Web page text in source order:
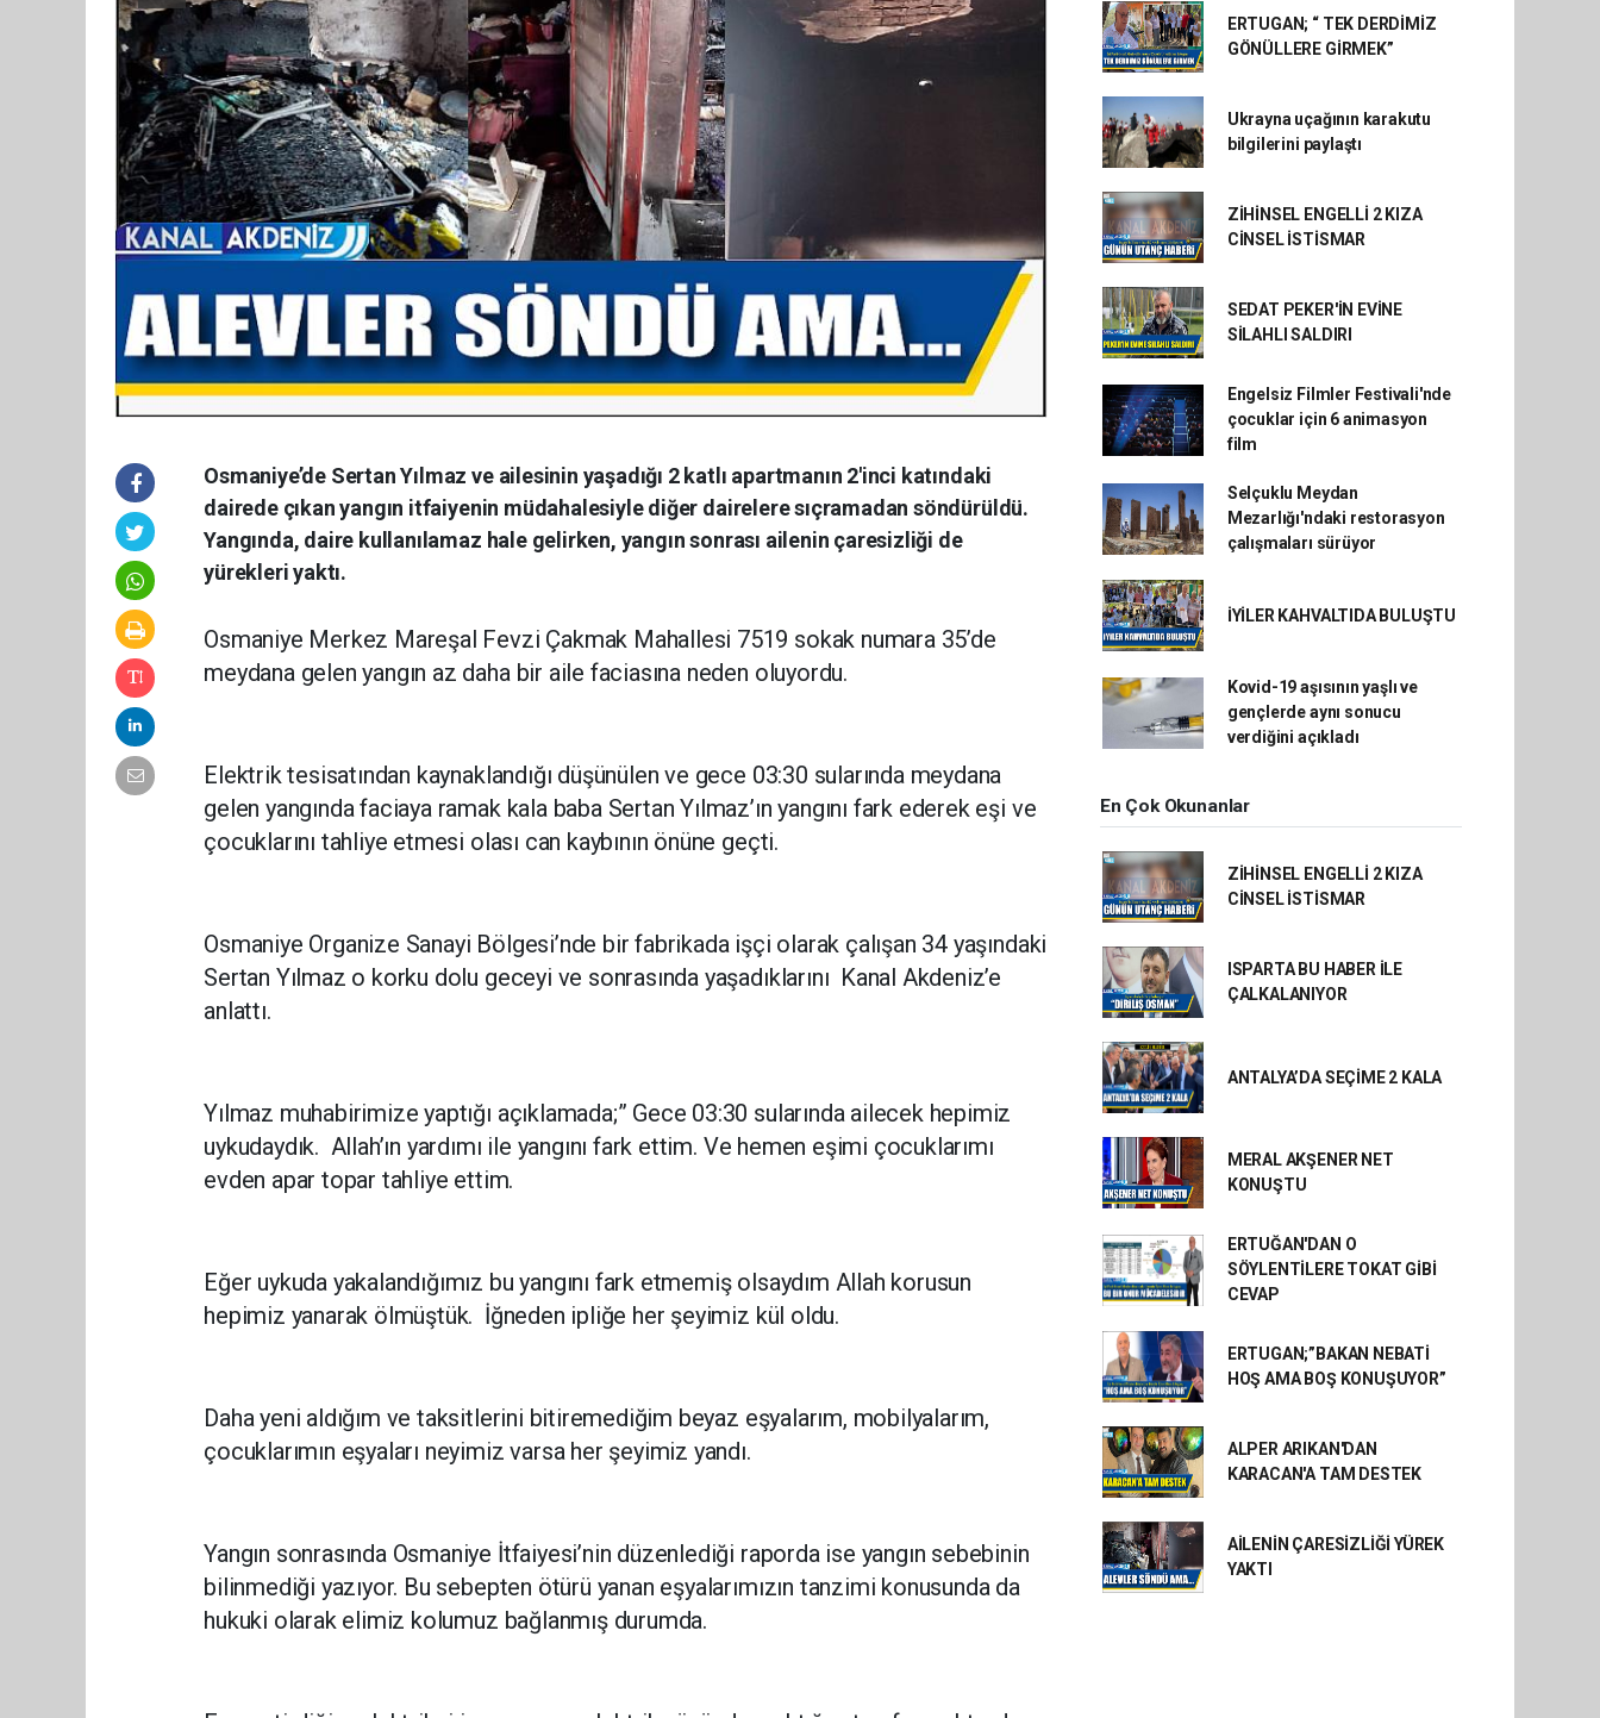
Osmaniye’de Sertan Yılmaz ve ailesinin yaşadığı 2 katlı apartmanın 2'inci katındaki
dairede çıkan yangın itfaiyenin müdahalesiyle diğer dairelere sıçramadan söndürüldü.
Yangında, daire kullanılamaz hale gelirken, yangın sonrası ailenin çaresizliği de
yürekleri yaktı.
Osmaniye Merkez Mareşal Fevzi Çakmak Mahallesi 7519 sokak numara 35’de
meydana gelen yangın az daha bir aile faciasına neden oluyordu.
Elektrik tesisatından kaynaklandığı düşünülen ve gece 03:30 sularında meydana
gelen yangında faciaya ramak kala baba Sertan Yılmaz’ın yangını fark ederek eşi ve
çocuklarını tahliye etmesi olası can kaybının önüne geçti.
Osmaniye Organize Sanayi Bölgesi’nde bir fabrikada işçi olarak çalışan 34 yaşındaki
Sertan Yılmaz o korku dolu geceyi ve sonrasında yaşadıklarını Kanal Akdeniz’e
anlattı.
Yılmaz muhabirimize yaptığı açıklamada;” Gece 03:30 sularında ailecek hepimiz
uykudaydık. Allah’ın yardımı ile yangını fark ettim. Ve hemen eşimi çocuklarımı
evden apar topar tahliye ettim.
Eğer uykuda yakalandığımız bu yangını fark etmemiş olsaydım Allah korusun
hepimiz yanarak ölmüştük. İğneden ipliğe her şeyimiz kül oldu.
Daha yeni aldığım ve taksitlerini bitiremediğim beyaz eşyalarım, mobilyalarım,
çocuklarımın eşyaları neyimiz varsa her şeyimiz yandı.
Yangın sonrasında Osmaniye İtfaiyesi’nin düzenlediği raporda ise yangın sebebinin
bilinmediği yazıyor. Bu sebepten ötürü yanan eşyalarımızın tanzimi konusunda da
hukuki olarak elimiz kolumuz bağlanmış durumda.
ERTUGAN; “ TEK DERDİMİZ
GÖNÜLLERE GİRMEK”
Ukrayna uçağının karakutu
bilgilerini paylaştı
ZİHİNSEL ENGELLİ 2 KIZA
CİNSEL İSTİSMAR
SEDAT PEKER'İN EVİNE
SİLAHLI SALDIRI
Engelsiz Filmler Festivali'nde
çocuklar için 6 animasyon
film
Selçuklu Meydan
Mezarlığı'ndaki restorasyon
çalışmaları sürüyor
İYİLER KAHVALTIDA BULUŞTU
Kovid-19 aşısının yaşlı ve
gençlerde aynı sonucu
verdiğini açıkladı
En Çok Okunanlar
ZİHİNSEL ENGELLİ 2 KIZA
CİNSEL İSTİSMAR
ISPARTA BU HABER İLE
ÇALKALANIYOR
ANTALYA’DA SEÇİME 2 KALA
MERAL AKŞENER NET
KONUŞTU
ERTUĞAN'DAN O
SÖYLENTİLERE TOKAT GİBİ
CEVAP
ERTUGAN;”BAKAN NEBATİ
HOŞ AMA BOŞ KONUŞUYOR”
ALPER ARIKAN'DAN
KARACAN'A TAM DESTEK
AİLENİN ÇARESİZLİĞİ YÜREK
YAKTI